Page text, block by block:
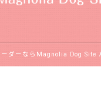
ダーならMagnolia Dog Site